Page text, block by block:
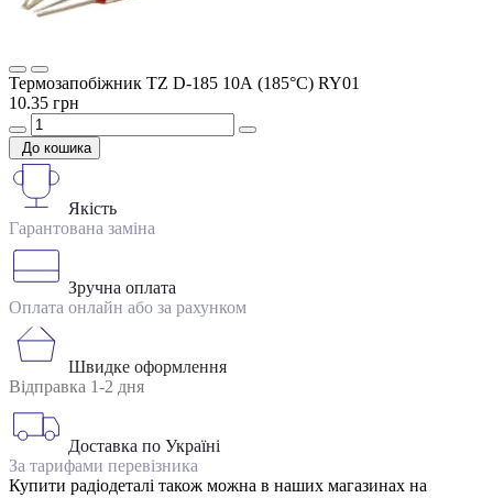
Термозапобіжник TZ D-185 10А (185°C) RY01
10.35 грн
До кошика
Якість
Гарантована заміна
Зручна оплата
Оплата онлайн або за рахунком
Швидке оформлення
Відправка 1-2 дня
Доставка по Україні
За тарифами перевізника
Купити радіодеталі також можна в наших магазинах на